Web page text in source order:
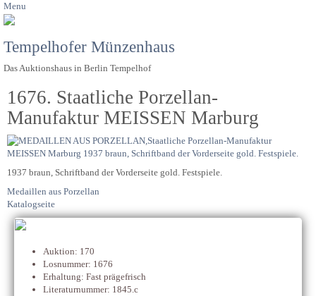
Menu
Tempelhofer Münzenhaus
Das Auktionshaus in Berlin Tempelhof
1676. Staatliche Porzellan-
Manufaktur MEISSEN Marburg
1937 braun, Schriftband der Vorderseite gold. Festspiele.
Medaillen aus Porzellan
Katalogseite
Auktion: 170
Losnummer: 1676
Erhaltung: Fast prägefrisch
Literaturnummer: 1845.c